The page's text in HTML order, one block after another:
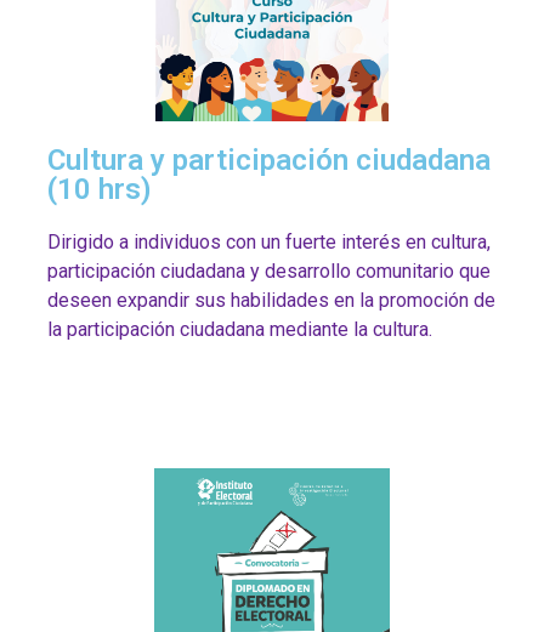
Cultura y participación ciudadana
(10 hrs)
Dirigido a individuos con un fuerte interés en cultura,
participación ciudadana y desarrollo comunitario que
deseen expandir sus habilidades en la promoción de
la participación ciudadana mediante la cultura.